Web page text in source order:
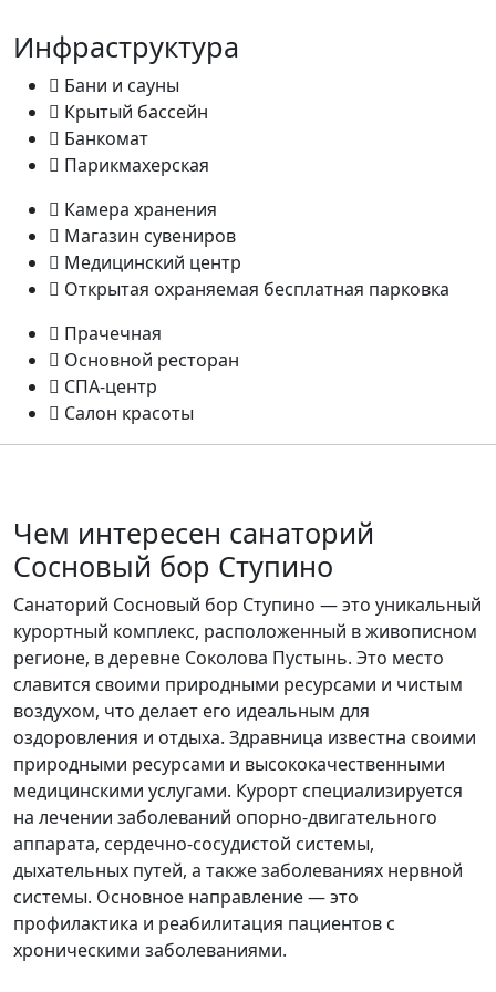
Инфраструктура
Бани и сауны
Крытый бассейн
Банкомат
Парикмахерская
Камера хранения
Магазин сувениров
Медицинский центр
Открытая охраняемая бесплатная парковка
Прачечная
Основной ресторан
СПА-центр
Салон красоты
Чем интересен санаторий
Сосновый бор Ступино
Санаторий Сосновый бор Ступино — это уникальный
курортный комплекс, расположенный в живописном
регионе, в деревне Соколова Пустынь. Это место
славится своими природными ресурсами и чистым
воздухом, что делает его идеальным для
оздоровления и отдыха. Здравница известна своими
природными ресурсами и высококачественными
медицинскими услугами. Курорт специализируется
на лечении заболеваний опорно-двигательного
аппарата, сердечно-сосудистой системы,
дыхательных путей, а также заболеваниях нервной
системы. Основное направление — это
профилактика и реабилитация пациентов с
хроническими заболеваниями.